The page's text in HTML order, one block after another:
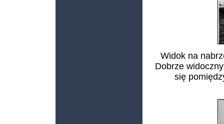
Widok na
Dobrze
się